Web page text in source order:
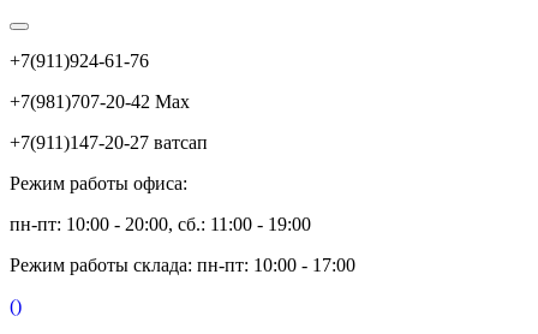
+7(911)924-61-76
+7(981)707-20-42 Max
+7(911)147-20-27 ватсап
Режим работы офиса:
пн-пт: 10:00 - 20:00, сб.: 11:00 - 19:00
Режим работы склада: пн-пт: 10:00 - 17:00
()